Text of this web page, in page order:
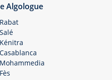
Algologue